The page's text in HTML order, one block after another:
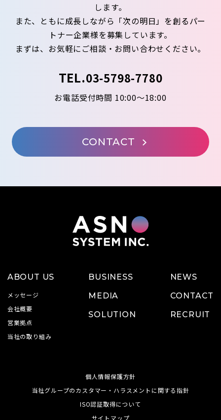
します。
また、ともに成長しながら「次の明日」を創るパー
トナー企業様を募集しています。
まずは、お気軽にご相談・お問い合わせください。
TEL.03-5798-7780
お電話受付時間 10:00～18:00
CONTACT
ABOUT US
メッセージ
会社概要
営業拠点
当社の取り組み
BUSINESS
MEDIA
SOLUTION
NEWS
CONTACT
RECRUIT
個人情報保護方針
当社グループのカスタマー・ハラスメントに関する指針
ISO認証取得について
サイトマップ